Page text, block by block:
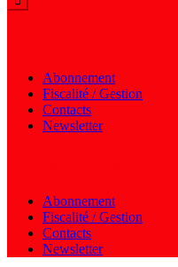
Abonnement
Fiscalité / Gestion
Contacts
Newsletter
Abonnement
Fiscalité / Gestion
Contacts
Newsletter